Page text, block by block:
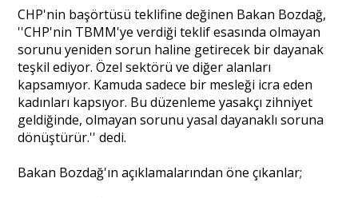
Yazı Dizisi
Portre
Yazarlar
CHP'nin başörtüsü teklifine değinen Bakan Bozdağ,
''CHP'nin TBMM'ye verdiği teklif esasında olmayan
sorunu yeniden sorun haline getirecek bir dayanak
teşkil ediyor. Özel sektörü ve diğer alanları
kapsamıyor. Kamuda sadece bir mesleği icra eden
kadınları kapsıyor. Bu düzenleme yasakçı zihniyet
geldiğinde, olmayan sorunu yasal dayanaklı soruna
dönüştürür.'' dedi.
Bakan Bozdağ'ın açıklamalarından öne çıkanlar;